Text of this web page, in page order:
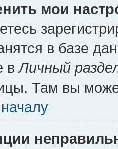
мои
в базе
вЛичный
Там вы